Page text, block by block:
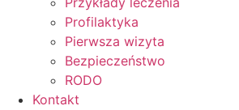
Profilaktyka
Pierwsza wizyta
Bezpieczeństwo
RODO
Kontakt